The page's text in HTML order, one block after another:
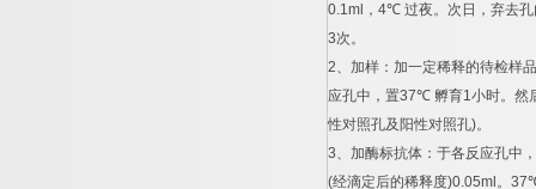
0.1ml ， 4℃ 过夜。次日，弃去
3次。
2、加样：加一定稀释的待检样品
应孔中，置37℃ 孵育1小时。然
性对照孔及阳性对照孔)。
3、加酶标抗体：于各反应孔中
(经滴定后的稀释度)0.05ml 。 37